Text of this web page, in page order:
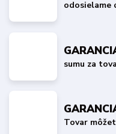
odosielame
sumu za
Tovar